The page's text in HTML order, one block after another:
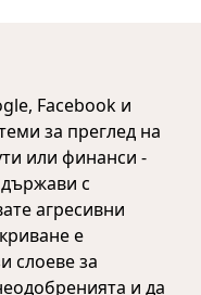
Facebook и
за преглед на
или финанси -
с
агресивни
е
слоеве за
и да